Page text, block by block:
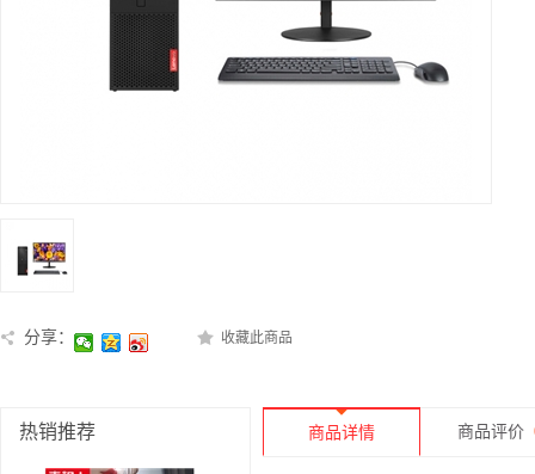
分享： 收藏此商品
热销推荐 商品详情 商品评价